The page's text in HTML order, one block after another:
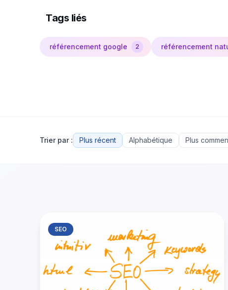
Tags liés
référencement google 2 référencement
Trier par : Plus récent Alphabétique Plus
SEO